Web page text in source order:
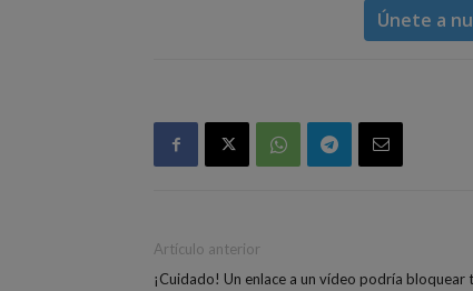
Únete a
Artículo anterior
¡Cuidado! Un enlace a un vídeo podría bloquear